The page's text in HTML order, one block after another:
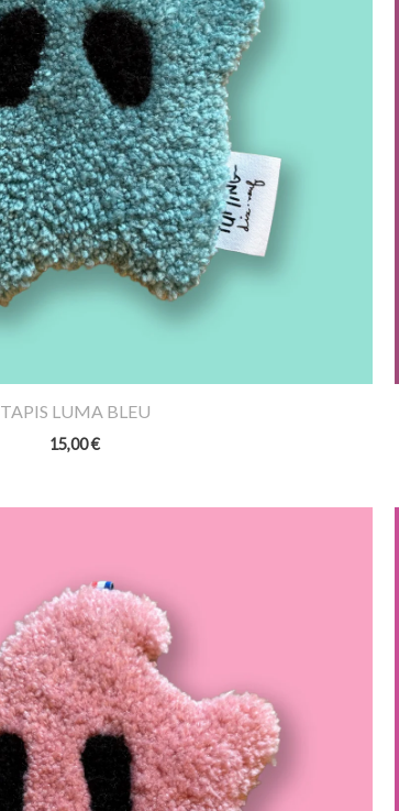
TAPIS LUMA BLEU
15,00€